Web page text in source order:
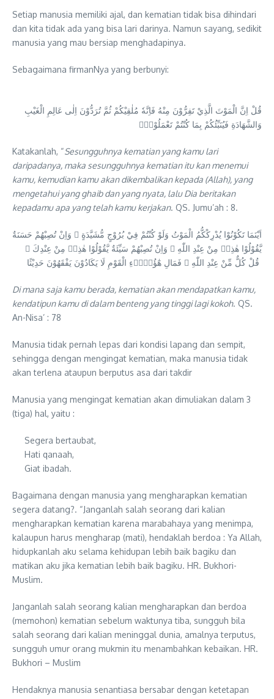
Setiap manusia memiliki ajal, dan kematian tidak bisa dihindari
dan kita tidak ada yang bisa lari darinya. Namun sayang, sedikit
manusia yang mau bersiap menghadapinya.
Sebagaimana firmanNya yang berbunyi:
قُلْ اِنَّ الْمَوْتَ الَّذِيْ تَفِرُّوْنَ مِنْهُ فَاِنَّهٗ مُلٰقِيْكُمْ ثُمَّ تُرَدُّوْنَ اِلٰى عَالِمِ الْغَيْبِ
وَالشَّهَادَةِ فَيُنَبِّئُكُمْ بِمَا كُنْتُمْ تَعْمَلُوْنَࣖ
Katakanlah, “Sesungguhnya kematian yang kamu lari
daripadanya, maka sesungguhnya kematian itu kan menemui
kamu, kemudian kamu akan dikembalikan kepada (Allah), yang
mengetahui yang ghaib dan yang nyata, lalu Dia beritakan
kepadamu apa yang telah kamu kerjakan. QS. Jumu’ah : 8.
اَيْنَمَا تَكُوْنُوْا يُدْرِكْكُّمُ الْمَوْتُ وَلَوْ كُنْتُمْ فِيْ بُرُوْجٍ مُّشَيَّدَةٍ ۗ وَاِنْ تُصِبْهُمْ حَسَنَةٌ
يَّقُوْلُوْا هٰذِهٖ مِنْ عِنْدِ اللّٰهِ ۚ وَاِنْ تُصِبْهُمْ سَيِّئَةٌ يَّقُوْلُوْا هٰذِهٖ مِنْ عِنْدِكَ ۗ
Di mana saja kamu berada, kematian akan mendapatkan kamu,
kendatipun kamu di dalam benteng yang tinggi lagi kokoh. QS.
An-Nisa’ : 78
Manusia tidak pernah lepas dari kondisi lapang dan sempit,
sehingga dengan mengingat kematian, maka manusia tidak
akan terlena ataupun berputus asa dari takdir
Manusia yang mengingat kematian akan dimuliakan dalam 3
(tiga) hal, yaitu :
Segera bertaubat,
Hati qanaah,
Giat ibadah.
Bagaimana dengan manusia yang mengharapkan kematian
segera datang?. “Janganlah salah seorang dari kalian
mengharapkan kematian karena marabahaya yang menimpa,
kalaupun harus mengharap (mati), hendaklah berdoa : Ya Allah,
hidupkanlah aku selama kehidupan lebih baik bagiku dan
matikan aku jika kematian lebih baik bagiku. HR. Bukhori-
Muslim.
Janganlah salah seorang kalian mengharapkan dan berdoa
(memohon) kematian sebelum waktunya tiba, sungguh bila
salah seorang dari kalian meninggal dunia, amalnya terputus,
sungguh umur orang mukmin itu menambahkan kebaikan. HR.
Bukhori – Muslim
Hendaknya manusia senantiasa bersabar dengan ketetapan